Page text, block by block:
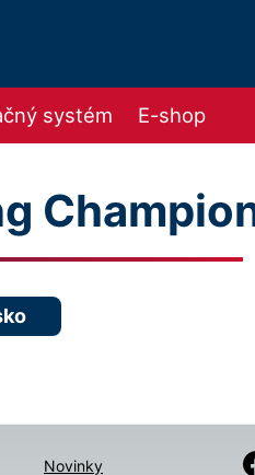
systém E-shop
Novinky